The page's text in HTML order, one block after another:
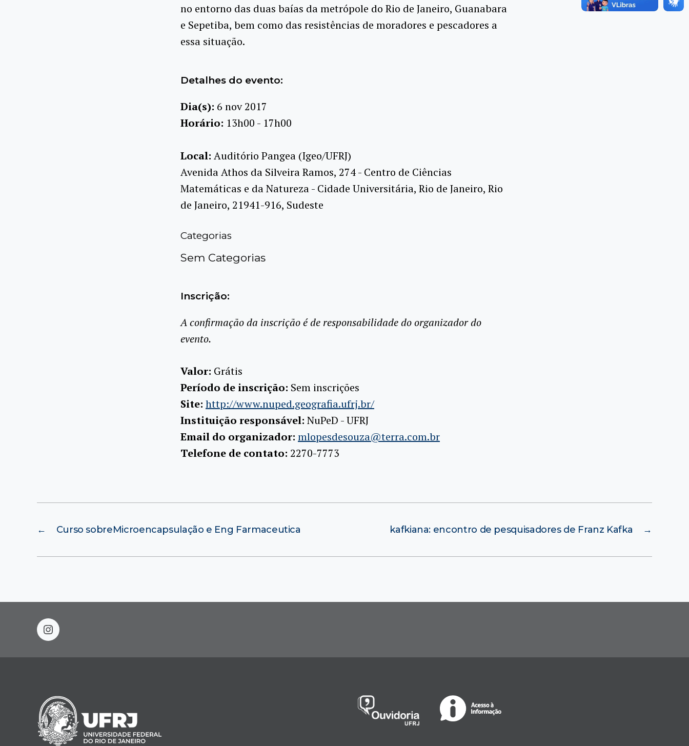
no entorno das duas baías da metrópole do Rio de Janeiro, Guanabara
e Sepetiba, bem como das resistências de moradores e pescadores a
essa situação.
Detalhes do evento:
Dia(s): 6 nov 2017
Horário: 13h00 - 17h00
Local: Auditório Pangea (Igeo/UFRJ)
Avenida Athos da Silveira Ramos, 274 - Centro de Ciências
Matemáticas e da Natureza - Cidade Universitária, Rio de Janeiro, Rio
de Janeiro, 21941-916, Sudeste
Categorias
Sem Categorias
Inscrição:
A confirmação da inscrição é de responsabilidade do organizador do
evento.
Valor: Grátis
Período de inscrição: Sem inscrições
Site: http://www.nuped.geografia.ufrj.br/
Instituição responsável: NuPeD - UFRJ
Email do organizador: mlopesdesouza@terra.com.br
Telefone de contato: 2270-7773
← Curso sobreMicroencapsulação e Eng Farmaceutica →
kafkiana: encontro de pesquisadores de Franz Kafka
instagram